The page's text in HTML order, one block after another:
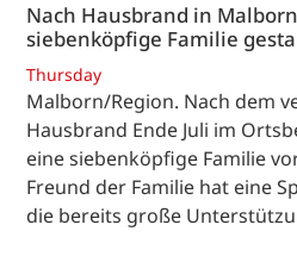
Nach Hausbrand in
siebenköpfige Familie
Thursday
Malborn/Region. Nach dem
Hausbrand Ende Juli im
eine siebenköpfige Familie
Freund der Familie hat eine
die bereits große